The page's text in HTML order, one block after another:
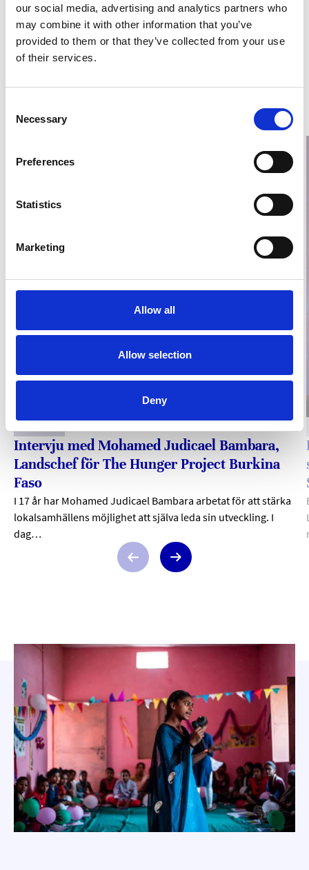
our social media, advertising and analytics partners who
may combine it with other information that you’ve
provided to them or that they’ve collected from your use
of their services.
Selection
Necessary
Preferences
Statistics
Marketing
Allow all
Allow selection
Deny
Dela inlägg
Relaterade inlägg
Intervju med Mohamed Judicael Bambara,
Landschef för The Hunger Project Burkina
Faso
I 17 år har Mohamed Judicael Bambara arbetat för att stärka
lokalsamhällens möjlighet att själva leda sin utveckling. I
dag…
PreviousNext